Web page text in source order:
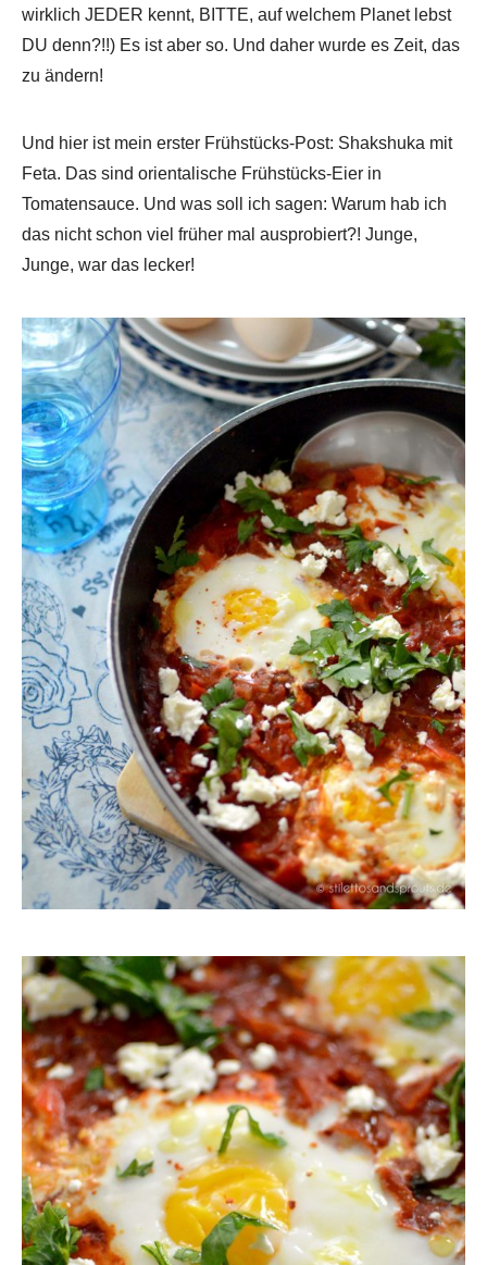
wirklich JEDER kennt, BITTE, auf welchem Planet lebst
DU denn?!!) Es ist aber so. Und daher wurde es Zeit, das
zu ändern!
Und hier ist mein erster Frühstücks-Post: Shakshuka mit
Feta. Das sind orientalische Frühstücks-Eier in
Tomatensauce. Und was soll ich sagen: Warum hab ich
das nicht schon viel früher mal ausprobiert?! Junge,
Junge, war das lecker!